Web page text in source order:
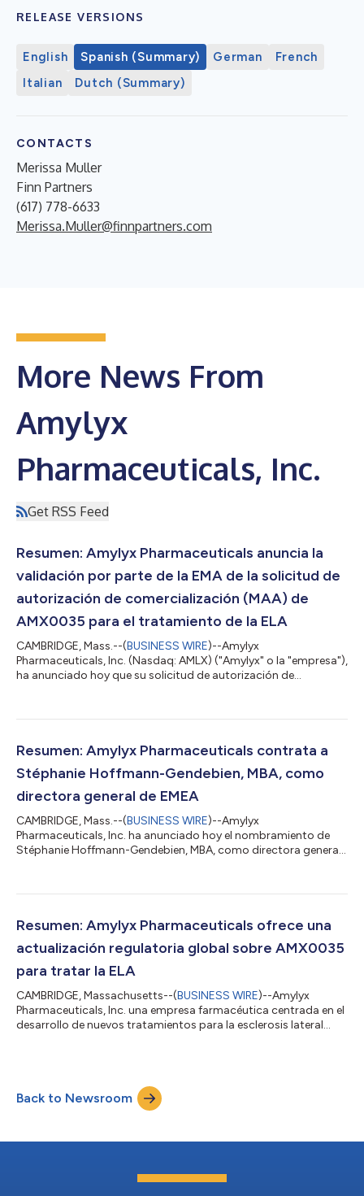
RELEASE VERSIONS
English Spanish (Summary) German
French
Italian
Dutch (Summary)
CONTACTS
Merissa Muller
Finn Partners
(617) 778-6633
Merissa.Muller@finnpartners.com
More News From
Amylyx
Pharmaceuticals, Inc.
Get RSS Feed
Resumen: Amylyx Pharmaceuticals anuncia la
validación por parte de la EMA de la solicitud de
autorización de comercialización (MAA) de
AMX0035 para el tratamiento de la ELA
CAMBRIDGE, Mass.--(BUSINESS WIRE)--Amylyx
Pharmaceuticals, Inc. (Nasdaq: AMLX) ("Amylyx" o la "empresa"),
ha anunciado hoy que su solicitud de autorización de
(EMA) para AMX0035 (fenilbutirato de sodio [PB] y
taurursodiol]) para el tratamiento de la esclerosis lateral
amiotrófica (ELA) ha sido validada y se encuentra ahora bajo
revisión del...
Resumen: Amylyx Pharmaceuticals contrata a
Stéphanie Hoffmann-Gendebien, MBA, como
directora general de EMEA
CAMBRIDGE, Mass.--(BUSINESS WIRE)--Amylyx
Pharmaceuticals, Inc. ha anunciado hoy el nombramiento de
Stéphanie Hoffmann-Gendebien, MBA, como directora general
industrias farmacéutica y biotecnológica con una amplia
medicamentos huérfanos. La primera entidad europea de
Amylyx, Amylyx Pharmaceuticals EMEA B.V., está constituida
en...
Resumen: Amylyx Pharmaceuticals ofrece una
actualización regulatoria global sobre AMX0035
para tratar la ELA
CAMBRIDGE, Massachusetts--(BUSINESS WIRE)--Amylyx
Pharmaceuticals, Inc. una empresa farmacéutica centrada en el
desarrollo de nuevos tratamientos para la esclerosis lateral
desarrollo clínico de AMX0035 para el tratamiento de la ELA. La
empresa tiene previsto presentar una solicitud de autorización
de comercialización (Marketing A...
Back to Newsroom